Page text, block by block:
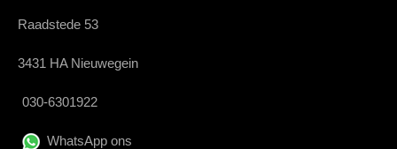
Raadstede 53
3431 HA Nieuwegein
030-6301922
WhatsApp ons